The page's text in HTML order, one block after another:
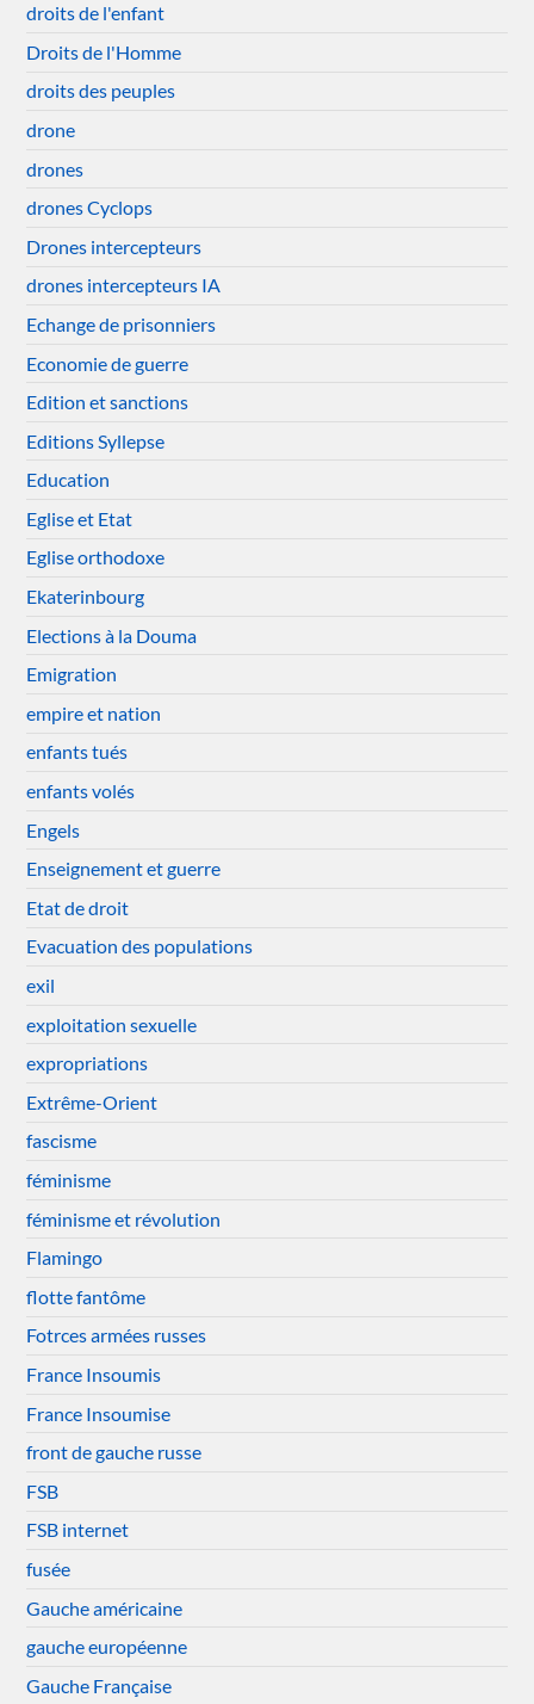
droits de l'enfant
Droits de l'Homme
droits des peuples
drone
drones
drones Cyclops
Drones intercepteurs
drones intercepteurs IA
Echange de prisonniers
Economie de guerre
Edition et sanctions
Editions Syllepse
Education
Eglise et Etat
Eglise orthodoxe
Ekaterinbourg
Elections à la Douma
Emigration
empire et nation
enfants tués
enfants volés
Engels
Enseignement et guerre
Etat de droit
Evacuation des populations
exil
exploitation sexuelle
expropriations
Extrême-Orient
fascisme
féminisme
féminisme et révolution
Flamingo
flotte fantôme
Fotrces armées russes
France Insoumis
France Insoumise
front de gauche russe
FSB
FSB internet
fusée
Gauche américaine
gauche européenne
Gauche Française